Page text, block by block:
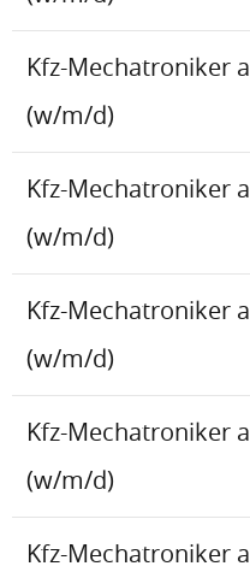
Kfz-Mechatroniker
(w/m/d)
Kfz-Mechatroniker
(w/m/d)
Kfz-Mechatroniker
(w/m/d)
Kfz-Mechatroniker
(w/m/d)
Kfz-Mechatroniker